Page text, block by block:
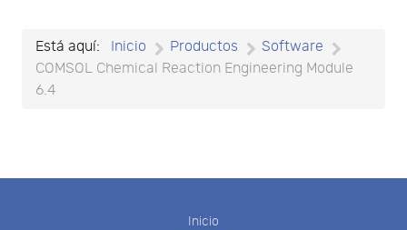
Está aquí: Inicio Productos
Software
COMSOL Chemical Reaction Engineering Module
6.4
Inicio